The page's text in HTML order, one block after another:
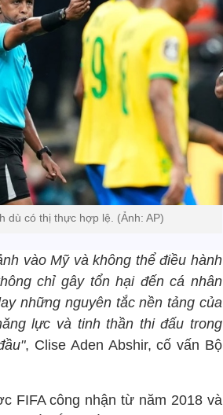
dù có thị thực hợp lệ. (Ảnh: AP)
vào Mỹ và không thể điều hành
chỉ gây tổn hại đến cá nhân
những nguyên tắc nền tảng của
lực và tinh thần thi đấu trong
, Clise Aden Abshir, cố vấn Bộ
FIFA công nhận từ năm 2018 và